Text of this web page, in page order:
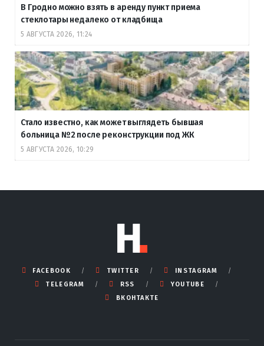
В Гродно можно взять в аренду пункт приема
стеклотары недалеко от кладбища
5 АВГУСТА 2026, 11:24
Стало известно, как может выглядеть бывшая
больница №2 после реконструкции под ЖК
5 АВГУСТА 2026, 10:29
FACEBOOK TWITTER
INSTAGRAM
TELEGRAM
RSS
YOUTUBE
ВКОНТАКТЕ